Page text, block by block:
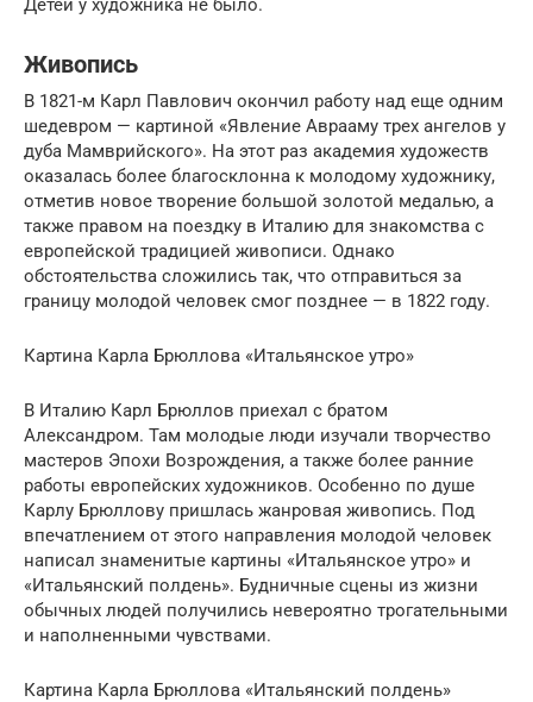
Детей у художника не было.
Живопись
В 1821-м Карл Павлович окончил работу над еще одним
шедевром — картиной «Явление Аврааму трех ангелов у
дуба Мамврийского». На этот раз академия художеств
оказалась более благосклонна к молодому художнику,
отметив новое творение большой золотой медалью, а
также правом на поездку в Италию для знакомства с
европейской традицией живописи. Однако
обстоятельства сложились так, что отправиться за
границу молодой человек смог позднее — в 1822 году.
Картина Карла Брюллова «Итальянское утро»
В Италию Карл Брюллов приехал с братом
Александром. Там молодые люди изучали творчество
мастеров Эпохи Возрождения, а также более ранние
работы европейских художников. Особенно по душе
Карлу Брюллову пришлась жанровая живопись. Под
впечатлением от этого направления молодой человек
написал знаменитые картины «Итальянское утро» и
«Итальянский полдень». Будничные сцены из жизни
обычных людей получились невероятно трогательными
и наполненными чувствами.
Картина Карла Брюллова «Итальянский полдень»